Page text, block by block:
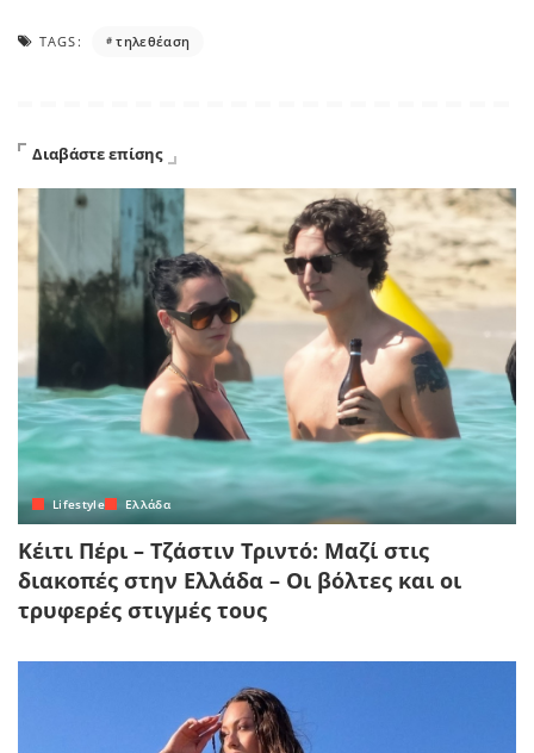
TAGS: τηλεθέαση
Διαβάστε επίσης
Lifestyle Ελλάδα
Κέιτι Πέρι – Τζάστιν Τριντό: Μαζί στις
διακοπές στην Ελλάδα – Οι βόλτες και οι
τρυφερές στιγμές τους